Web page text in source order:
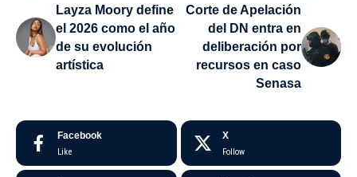
Layza Moory define
el 2026 como el año
de su evolución
artística
Corte de Apelación
del DN entra en
deliberación por
recursos en caso
Senasa
Facebook
Like
X
Follow